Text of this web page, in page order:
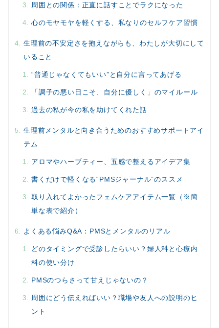
周囲との関係：正直に話すことでラクになった
心のモヤモヤを軽くする、私なりのセルフケア習慣
生理前の不安定さを抱えながらも、わたしが大切にして
いること
“普通じゃなくてもいい”と自分に言ってあげる
「調子の悪い日こそ、自分に優しく」のマイルール
過去の私が今の私を助けてくれた話
生理前メンタルと向き合うためのおすすめサポートアイ
テム
アロマやハーブティー、五感で整えるアイデア集
書くだけで軽くなる“PMSジャーナル”のススメ
取り入れてよかったフェムケアアイテム一覧（※簡
単な表で紹介）
よくある悩みQ&A：PMSとメンタルのリアル
どのタイミングで受診したらいい？婦人科と心療内
科の使い分け
PMSのつらさって甘えじゃないの？
周囲にどう伝えればいい？職場や友人への説明のヒ
ント